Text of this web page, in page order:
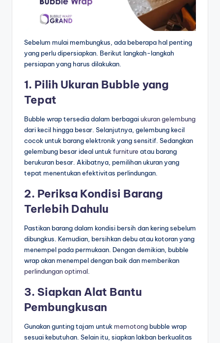
Sebelum mulai membungkus, ada beberapa hal penting
yang perlu dipersiapkan. Berikut langkah-langkah
persiapan yang harus dilakukan.
1. Pilih Ukuran Bubble yang
Tepat
Bubble wrap tersedia dalam berbagai ukuran gelembung
dari kecil hingga besar. Selanjutnya, gelembung kecil
cocok untuk barang elektronik yang sensitif. Sedangkan
gelembung besar ideal untukfurniture atau barang
berukuran besar. Akibatnya, pemilihan ukuran yang
tepat menentukan efektivitas perlindungan.
2. Periksa Kondisi Barang
Terlebih Dahulu
Pastikan barang dalam kondisi bersih dan kering sebelum
dibungkus. Kemudian, bersihkan debu atau kotoran yang
menempel pada permukaan. Dengan demikian, bubble
wrap akan menempel dengan baik dan memberikan
perlindungan optimal.
3. Siapkan Alat Bantu
Pembungkusan
Gunakan gunting tajam untuk memotong bubble wrap
sesuai kebutuhan. Selain itu, siapkan lakban berkualitas